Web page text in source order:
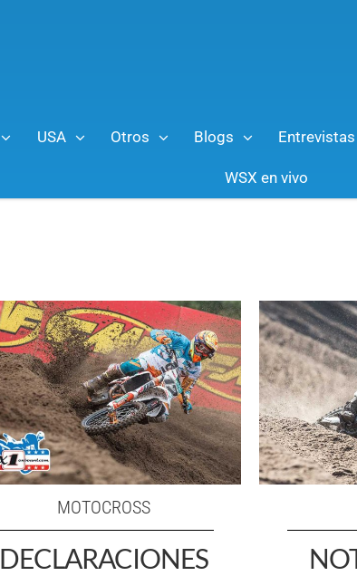
USA Otros Blogs Entrevistas
WSX en vivo
MOTOCROSS
DECLARACIONES